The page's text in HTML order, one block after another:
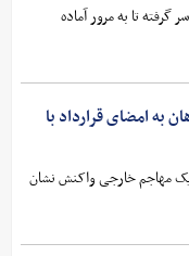
تا به مرور آماده
به امضای قرارداد با
یک مهاجم خارجی واکنش نشان